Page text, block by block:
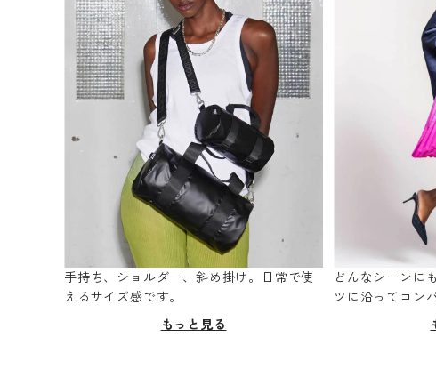
手持ち、ショルダー、斜め掛け。日常で使
えるサイズ感です。
もっと見る
どんなシーンに
ツに沿ってコン